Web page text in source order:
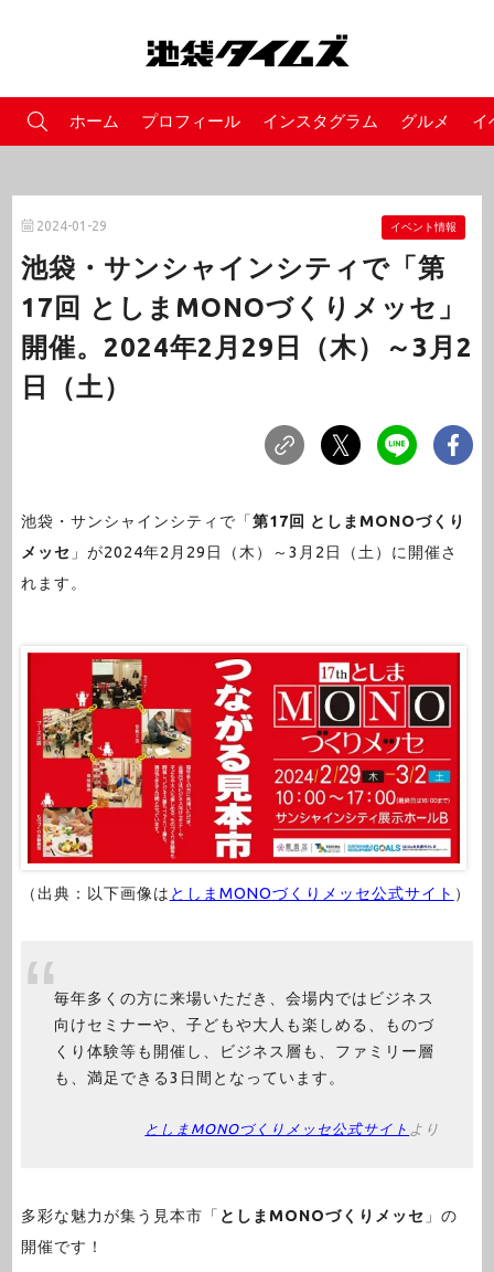
ホーム プロフィール インスタグラム グルメ イ
2024-01-29 イベント情報
池袋・サンシャインシティで「第
17回 としまMONOづくりメッセ」
開催。2024年2月29日（木）～3月2
日（土）
池袋・サンシャインシティで「第17回 としまMONOづくり
メッセ 」が2024年2月29日（木）～3月2日（土）に開催さ
れます。
（出典：以下画像は としまMONOづくりメッセ公式サイト ）
毎年多くの方に来場いただき、会場内ではビジネス
向けセミナーや、子どもや大人も楽しめる、ものづ
くり体験等も開催し、ビジネス層も、ファミリー層
も、満足できる3日間となっています。
としまMONOづくりメッセ公式サイト より
多彩な魅力が集う見本市「 としまMONOづくりメッセ 」の
開催です！